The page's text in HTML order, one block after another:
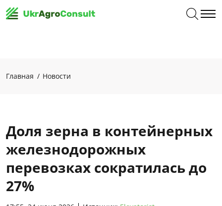
Главная Новости
Доля зерна в контейнерных
железнодорожных
перевозках сократилась до
27%